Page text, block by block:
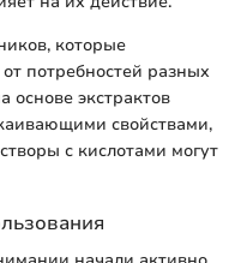
которые
потребностей разных
экстрактов
свойствами,
с кислотами могут